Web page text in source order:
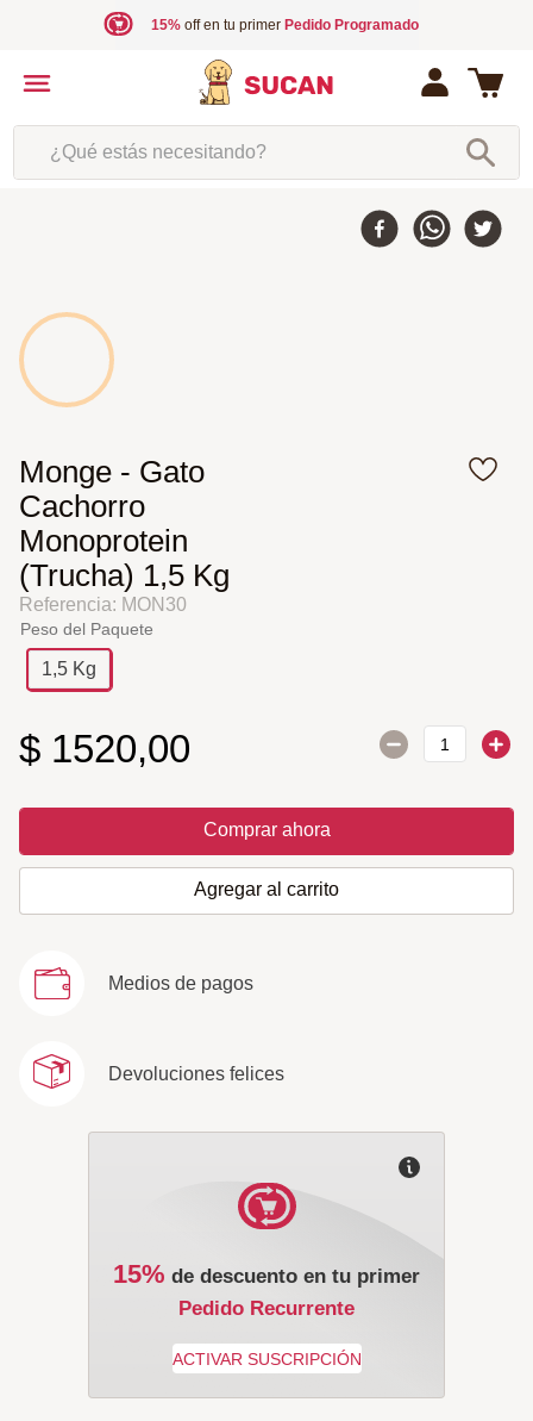
15%off en tu primer Pedido Programado
¿Qué estás necesitando?
Monge - Gato
Cachorro
Monoprotein
(Trucha) 1,5 Kg
Referencia: MON30
Peso del Paquete
1,5 Kg
$ 1520,00
Comprar ahora
Agregar al carrito
Medios de pagos
Devoluciones felices
15% de descuento en tu primer
Pedido Recurrente